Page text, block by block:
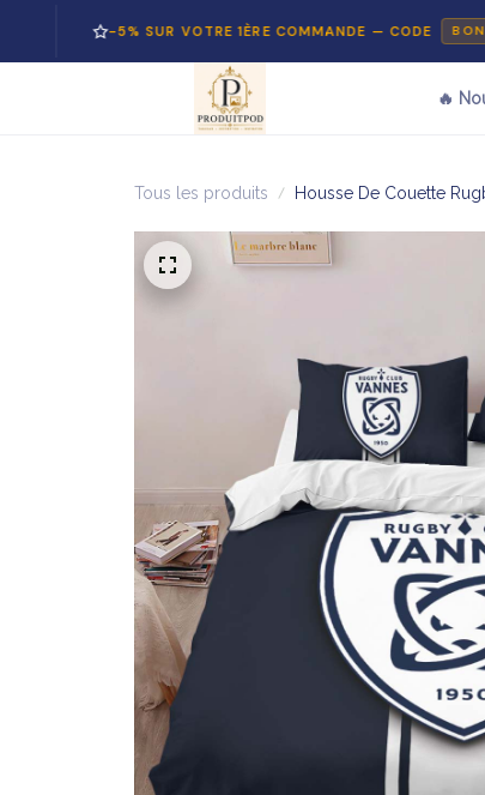
-5% SUR VOTRE 1ÈRE COMMANDE — CODE BONJOUR5
🔥
Tous les produits Housse De Couette